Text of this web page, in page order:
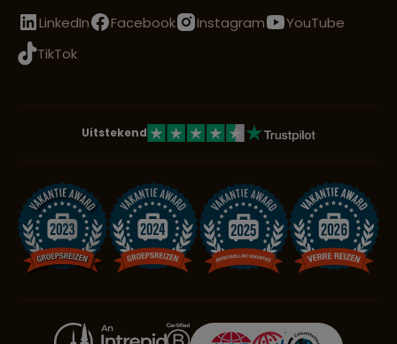
LinkedIn
Facebook Instagram
YouTube
TikTok
Uitstekend